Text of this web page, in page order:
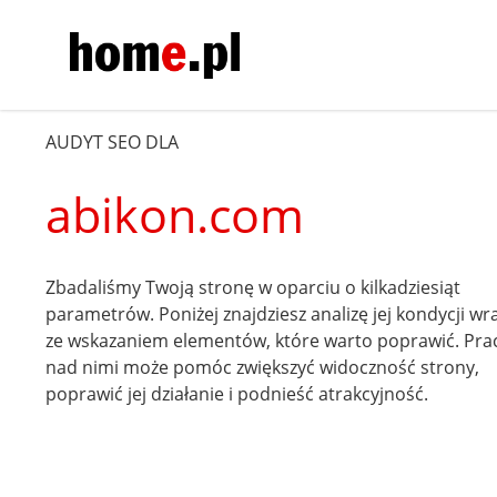
AUDYT SEO DLA
abikon.com
Zbadaliśmy Twoją stronę w oparciu o kilkadziesiąt
parametrów. Poniżej znajdziesz analizę jej kondycji
ze wskazaniem elementów, które warto poprawić.
nad nimi może pomóc zwiększyć widoczność strony,
poprawić jej działanie i podnieść atrakcyjność.